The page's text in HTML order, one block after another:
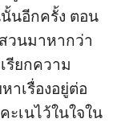
นอีกครั้ง ตอน
วนมาหากว่า
รียกความ
เรื่องอยู่ต่อ
เนไว้ในใจใน